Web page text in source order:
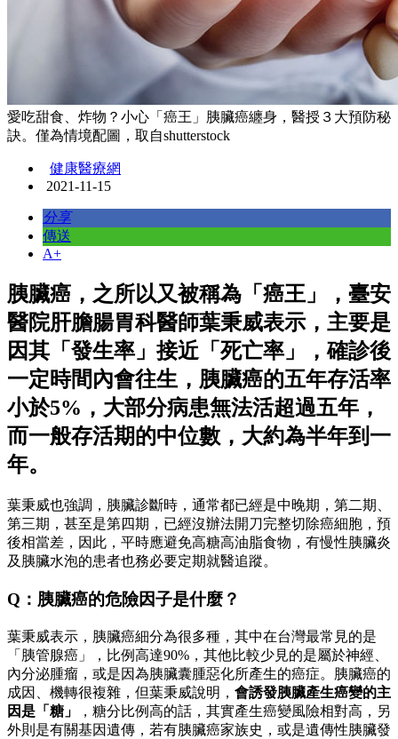
愛吃甜食、炸物？小心「癌王」胰臟癌纏身，醫授３大預防秘
訣。僅為情境配圖，取自shutterstock
健康醫療網
2021-11-15
分享
傳送
A+
胰臟癌，之所以又被稱為「癌王」，臺安
醫院肝膽腸胃科醫師葉秉威表示，主要是
因其「發生率」接近「死亡率」，確診後
一定時間內會往生，胰臟癌的五年存活率
小於5%，大部分病患無法活超過五年，
而一般存活期的中位數，大約為半年到一
年。
葉秉威也強調，胰臟診斷時，通常都已經是中晚期，第二期、
第三期，甚至是第四期，已經沒辦法開刀完整切除癌細胞，預
後相當差，因此，平時應避免高糖高油脂食物，有慢性胰臟炎
及胰臟水泡的患者也務必要定期就醫追蹤。
Q：胰臟癌的危險因子是什麼？
葉秉威表示，胰臟癌細分為很多種，其中在台灣最常見的是
「胰管腺癌」，比例高達90%，其他比較少見的是屬於神經、
內分泌腫瘤，或是因為胰臟囊腫惡化所產生的癌症。胰臟癌的
成因、機轉很複雜，但葉秉威說明， 會誘發胰臟產生癌變的主
因是「糖」
，糖分比例高的話，其實產生癌變風險相對高，另
外則是有關基因遺傳，若有胰臟癌家族史，或是遺傳性胰臟發